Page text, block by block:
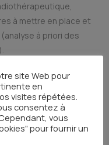
à mettre en place et
à priori des
site Web pour
en
visites répétées.
consentez à
vous
pour fournir un